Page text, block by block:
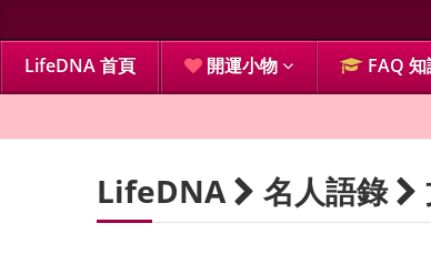
LifeDNA 首頁 開運小物 FAQ
LifeDNA 名人語錄